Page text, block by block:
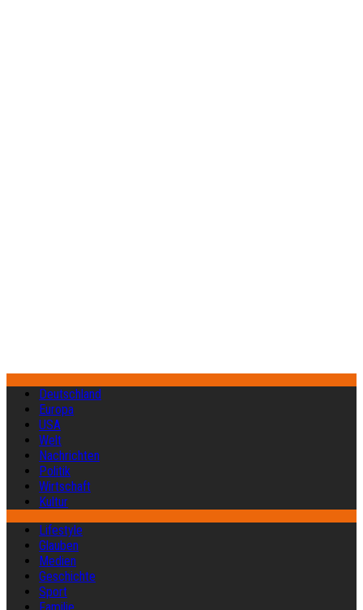
Deutschland
Europa
USA
Welt
Nachrichten
Politik
Wirtschaft
Kultur
Lifestyle
Glauben
Medien
Geschichte
Sport